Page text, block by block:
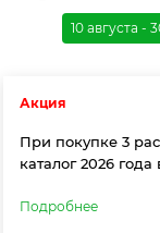
10 августа -
Акция
При покупке 3
каталог 2026
Подробнее